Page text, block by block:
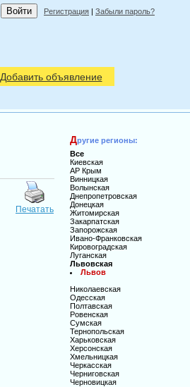
Регистрация | Забыли пароль?
Добавить объявление
Печатать
Другие регионы:
Все
Киевская
АР Крым
Винницкая
Волынская
Днепропетровская
Донецкая
Житомирская
Закарпатская
Запорожская
Ивано-Франковская
Кировоградская
Луганская
Львовская
Львов
Николаевская
Одесская
Полтавская
Ровенская
Сумская
Тернопольская
Харьковская
Херсонская
Хмельницкая
Черкасская
Черниговская
Черновицкая